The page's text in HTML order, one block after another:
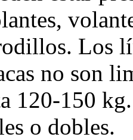
Los
no son
120-150
o dobles.